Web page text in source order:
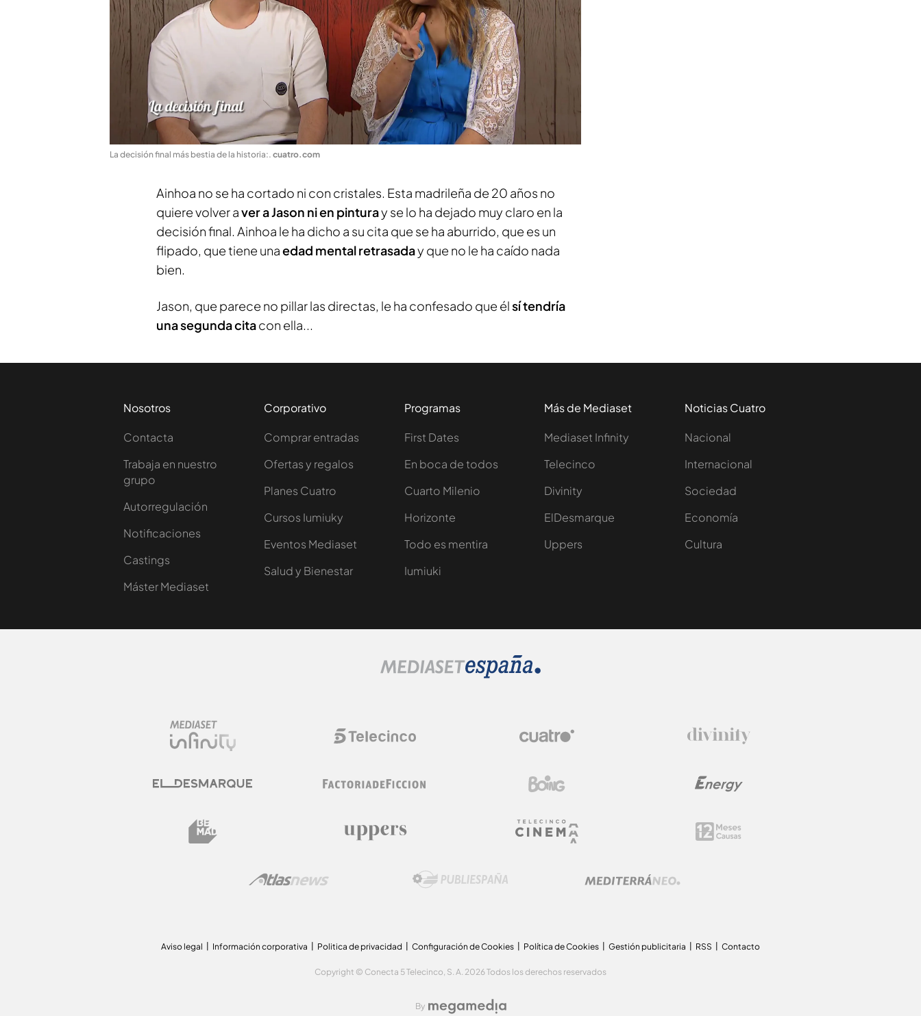
La decisión final más bestia de la historia:. cuatro.com
Ainhoa no se ha cortado ni con cristales. Esta madrileña de 20 años no
quiere volver aver a Jason ni en pinturay se lo ha dejado muy claro en la
decisión final. Ainhoa le ha dicho a su cita que se ha aburrido, que es un
flipado, que tiene unaedad mental retrasaday que no le ha caído nada
bien.
Jason, que parece no pillar las directas, le ha confesado que élsí tendría
una segunda citacon ella...
Nosotros
Contacta
Trabaja en nuestro
grupo
Autorregulación
Notificaciones
Castings
Máster Mediaset
Corporativo
Comprar entradas
Ofertas y regalos
Planes Cuatro
Cursos Iumiuky
Eventos Mediaset
Salud y Bienestar
Programas
First Dates
En boca de todos
Cuarto Milenio
Horizonte
Todo es mentira
Iumiuki
Más de Mediaset
Mediaset Infinity
Telecinco
Divinity
ElDesmarque
Uppers
Noticias Cuatro
Nacional
Internacional
Sociedad
Economía
Cultura
Aviso legal Información corporativa Politica de privacidad Configuración de Cookies Política de Cookies Gestión publicitaria RSS Contacto
Copyright © Conecta 5 Telecinco, S. A. 2026 Todos los derechos reservados
By